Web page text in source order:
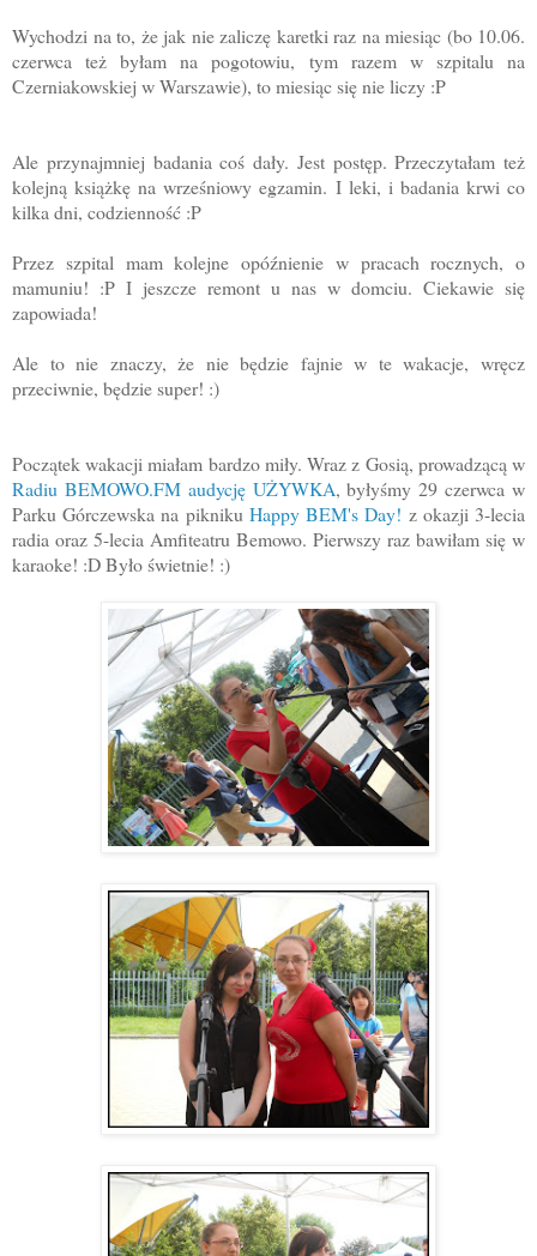
Wychodzi na to, że jak nie zaliczę karetki raz na miesiąc (bo 10.06.
czerwca też byłam na pogotowiu, tym razem w szpitalu na
Czerniakowskiej w Warszawie), to miesiąc się nie liczy :P
Ale przynajmniej badania coś dały. Jest postęp. Przeczytałam też
kolejną książkę na wrześniowy egzamin. I leki, i badania krwi co
kilka dni, codzienność :P
Przez szpital mam kolejne opóźnienie w pracach rocznych, o
mamuniu! :P I jeszcze remont u nas w domciu. Ciekawie się
zapowiada!
Ale to nie znaczy, że nie będzie fajnie w te wakacje, wręcz
przeciwnie, będzie super! :)
Początek wakacji miałam bardzo miły. Wraz z Gosią, prowadzącą w
Radiu BEMOWO.FM audycję UŻYWKA, byłyśmy 29 czerwca w
Parku Górczewska na pikniku Happy BEM's Day! z okazji 3-lecia
radia oraz 5-lecia Amfiteatru Bemowo. Pierwszy raz bawiłam się w
karaoke! :D Było świetnie! :)